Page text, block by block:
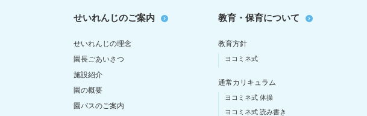
せいれんじのご案内
せいれんじの理念
園長ごあいさつ
施設紹介
園の概要
園バスのご案内
教育・保育について
教育方針
ヨコミネ式
通常カリキュラム
ヨコミネ式 体操
ヨコミネ式 読み書き